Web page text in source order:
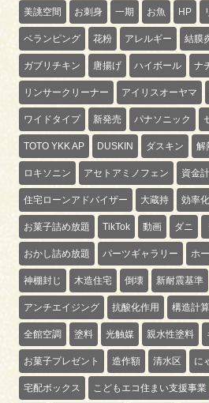
美誂空間 お刺身 一期 お魚 HP
ベランピング 花粉 アレルギー 結膜
ガブリチキン 唐揚げ ハイボール ナ
リンサークリーナー アイリスオーヤマ
ワイドタイプ 新発売 パナソニック
TOTO YKK AP DUSKIN ダスキン 解
ロキソニン アセトアミノフェン 資金
住宅ローンアドバイザー 大蔵持 効率化
お菓子詰め放題 TikTok 動画 ダニ
おかし詰め放題 パーツギャラリー ホ
神棚封じ 木造住宅 倒壊 新耐震基準
アンチエイジング 抗酸化作用 構造計算
全館空調 塗料 光触媒 親水性塗料
お菓子プレゼント 造作額 清水区 に
宅配ボックス こどもエコ住まい支援事業